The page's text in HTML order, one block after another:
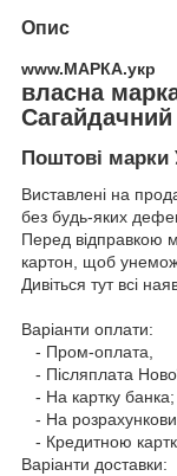
Опис
www.МАРКА.укр
власна
Поштові марки
Виставлені на
без будь-яких
Перед відправкою
картон, щоб
Дивіться тут всі
Варіанти оплати:
- Пром-оплата,
- Післяплата
- На картку банка;
- На
- Кредитною
Варіанти доставки: